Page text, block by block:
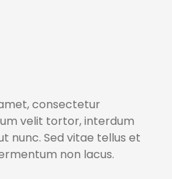
consectetur
velit tortor, interdum
nunc. Sed vitae tellus et
non lacus.